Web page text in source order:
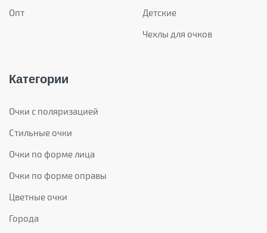
Опт
Детские
Чехлы для очков
Категории
Очки с поляризацией
Стильные очки
Очки по форме лица
Очки по форме оправы
Цветные очки
Города